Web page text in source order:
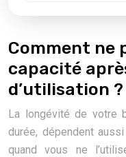
Comment ne
capacité
d’utilisation ?
La longévité de votre
durée, dépendent
quand vous ne